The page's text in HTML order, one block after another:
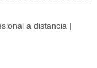
a distancia |